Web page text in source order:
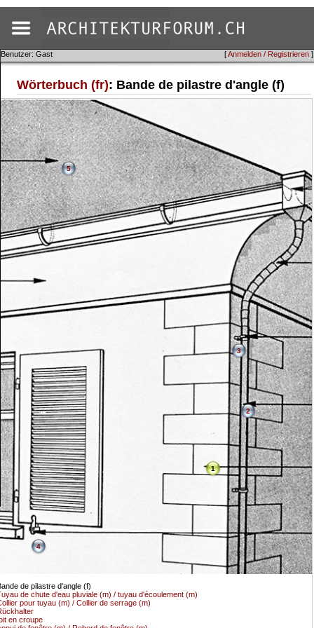
[Anmelden / Registrieren ]
Benutzer: Gast
Wörterbuch (fr): Bande de pilastre d'angle (f)
1
de pilastre d'angle (f)
de chute d'eau pluviale (m) / tuyau d'écoulement (m)
2
pour tuyau (m) / Collier de serrage (m)
3
4
en croupe
5